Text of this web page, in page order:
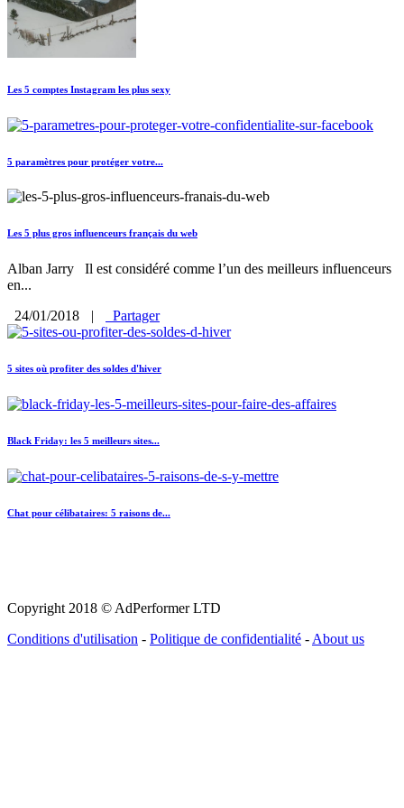
Les 5 comptes Instagram les plus sexy
5 paramètres pour protéger votre...
Les 5 plus gros influenceurs français du web
Alban Jarry Il est considéré comme l’un des meilleurs influenceurs
en...
24/01/2018
| Partager
5 sites où profiter des soldes d'hiver
Black Friday: les 5 meilleurs sites...
Chat pour célibataires: 5 raisons de...
Copyright 2018 © AdPerformer LTD
Conditions d'utilisation - Politique de confidentialité - About us